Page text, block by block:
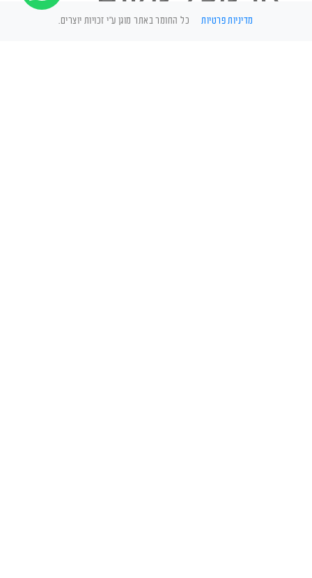
מדיניות פרטיותכל החומר באתר מוגן ע"י זכויות יוצרים.